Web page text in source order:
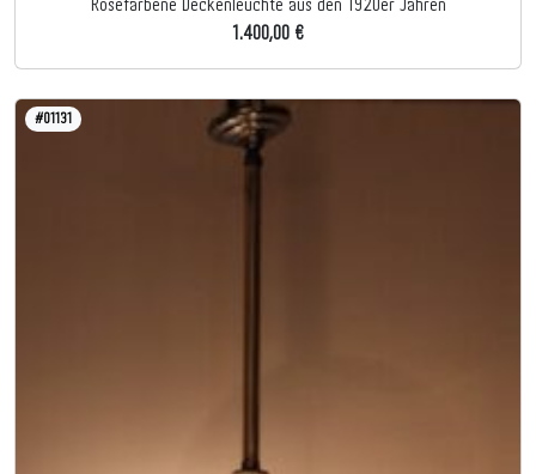
Rosefarbene Deckenleuchte aus den 1920er Jahren
1.400,00 €
#01131